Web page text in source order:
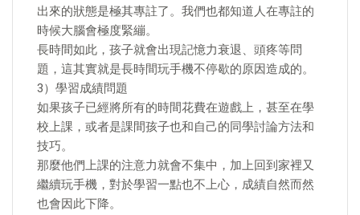
出來的狀態是極其專註了。我們也都知道人在專註的
時候大腦會極度緊繃。
長時間如此，孩子就會出現記憶力衰退、頭疼等問
題，這其實就是長時間玩手機不停歇的原因造成的。
3）學習成績問題
如果孩子已經將所有的時間花費在遊戲上，甚至在學
校上課，或者是課間孩子也和自己的同學討論方法和
技巧。
那麼他們上課的注意力就會不集中，加上回到家裡又
繼續玩手機，對於學習一點也不上心，成績自然而然
也會因此下降。